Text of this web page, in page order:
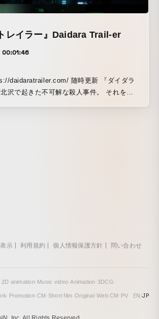
レイラー』Daidara Trail-er
00:01:46
随時更新 『ダイダラ
。
示 利用規約 個人情報保護方針 問い合わせ
2D animation· Music video·Animation·3DCG·
· Promotion·CM · Short film·Original ·Web CM · PV EN/JP